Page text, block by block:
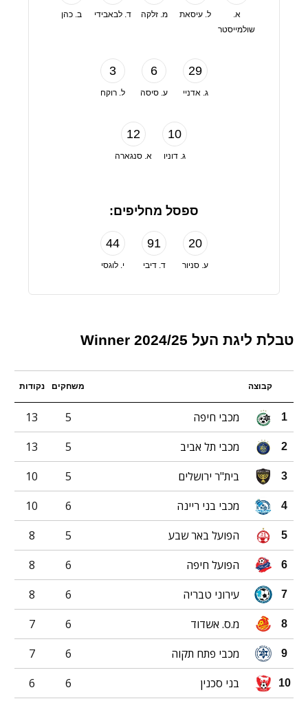
ב. כהן ד. לבאבידי מ. זלקה ל. עיסאת
א.
שולמייסטר
3
ל. רוקח
6
ע. סיסה
29
ג. אדניי
12
א. סנגארה
10
ג. דוניו
ספסל מחליפים:
44
י. לוגסי
91
ד. דיבי
20
ע. סניור
טבלת ליגת העל Winner 2024/25
קבוצה משחקים נקודות
1 מכבי חיפה 5
13
2 מכבי תל אביב 5
13
3 בית"ר ירושלים 5
10
4 מכבי בני ריינה 6
10
5 הפועל באר שבע 5
8
6 הפועל חיפה 6
8
7 עירוני טבריה 6
8
8 מ.ס. אשדוד 6
7
9 מכבי פתח תקוה 6
7
10 בני סכנין 6
6